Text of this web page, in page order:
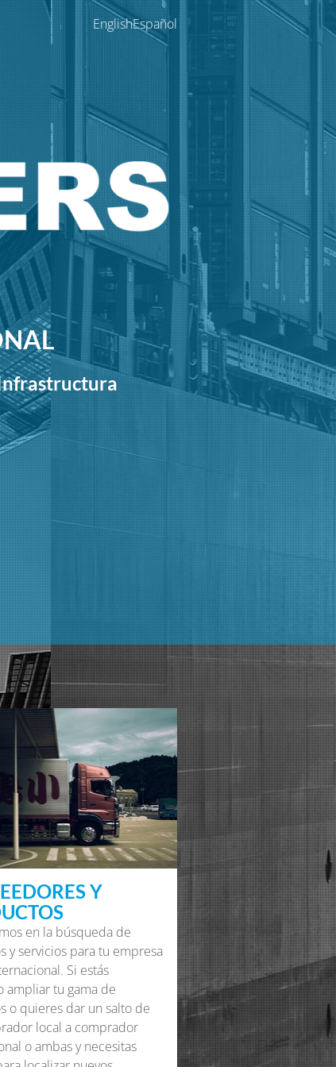
EnglishEspañol
Y
en la búsqueda de
y servicios para tu empresa
Si estás
ampliar tu gama de
o quieres dar un salto de
local a comprador
o ambas y necesitas